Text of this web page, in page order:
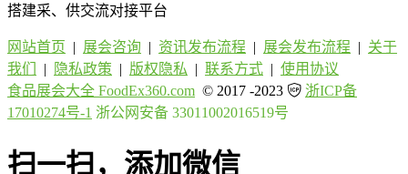
搭建采、供交流对接平台
网站首页 | 展会咨询 | 资讯发布流程 | 展会发布流程 | 关于
我们
| 隐私政策 | 版权隐私 | 联系方式 | 使用协议
食品展会大全 FoodEx360.com © 2017 -2023
浙ICP备
17010274号-1 浙公网安备 33011002016519号
扫一扫，添加微信